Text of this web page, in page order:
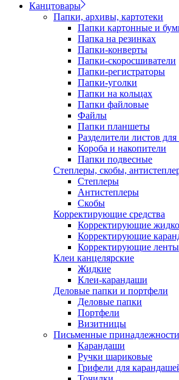
Канцтовары
Папки, архивы, картотеки
Папки картонные и
Папка на резинках
Папки-конверты
Папки-скоросшиватели
Папки-регистраторы
Папки-уголки
Папки на кольцах
Папки файловые
Файлы
Папки планшеты
Разделители листов
Короба и накопители
Папки подвесные
Степлеры, скобы,
Степлеры
Антистеплеры
Скобы
Корректирующие средства
Корректирующие
Корректирующие
Корректирующие ленты
Клеи канцелярские
Жидкие
Клеи-карандаши
Деловые папки и портфели
Деловые папки
Портфели
Визитницы
Письменные принадлежности
Карандаши
Ручки шариковые
Грифели для